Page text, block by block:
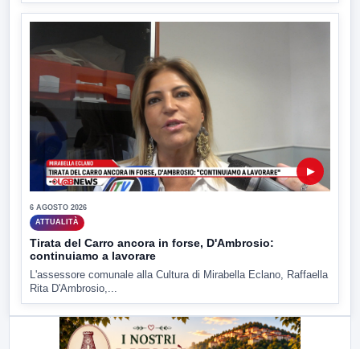
▶
6 AGOSTO 2026
ATTUALITÀ
Tirata del Carro ancora in forse, D'Ambrosio:
continuiamo a lavorare
L'assessore comunale alla Cultura di Mirabella Eclano, Raffaella
Rita D'Ambrosio,...